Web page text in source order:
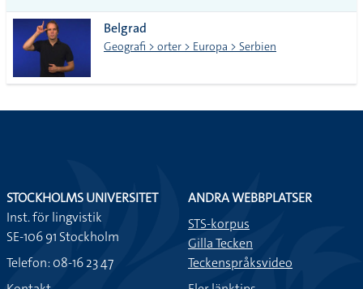
vanliga
tecken
Belgrad
Geografi > orter > Europa > Serbien
STOCKHOLMS UNIVERSITET
Inst. för lingvistik
SE-106 91 Stockholm
Telefon: 08-16 23 47
ANDRA WEBBPLATSER
STS-korpus
Gilla Tecken
Teckenspråksvideo